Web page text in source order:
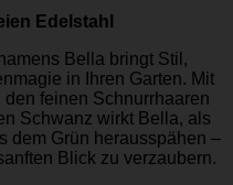
Edelstahl
Bella bringt Stil,
in Ihren Garten. Mit
feinen Schnurrhaaren
Schwanz wirkt Bella, als
dem Grün herausspähen –
Blick zu verzaubern.